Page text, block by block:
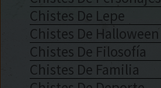
Chistes De Lepe
Chistes De Halloween
Chistes De Filosofía
Chistes De Familia